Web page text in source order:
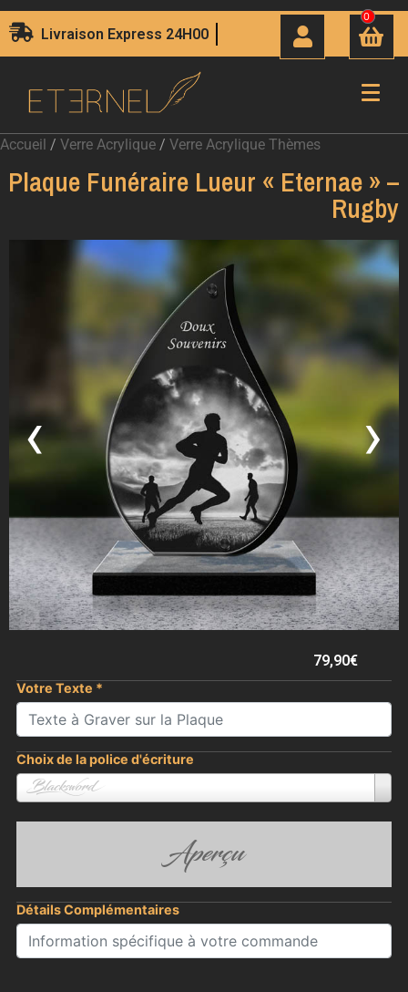
Livraison Express 24H00
0
Accueil / Verre Acrylique / Verre Acrylique Thèmes
Plaque Funéraire Lueur « Eternae » –
Rugby
‹ ›
79,90€
Votre Texte *
Choix de la police d'écriture
Blacksword
Aperçu
Détails Complémentaires